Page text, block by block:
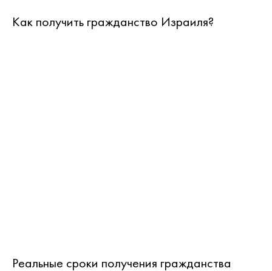
Как получить гражданство Израиля?
Реальные сроки получения гражданства